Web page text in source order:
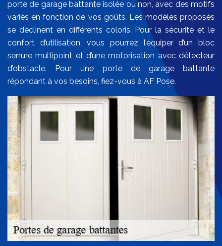
porte de garage battante isolée ou non, avec des motifs
variés en fonction de vos goûts. Les modèles proposés
se déclinent en différents coloris. Pour la sécurité et le
confort d’utilisation, vous pourrez l’équiper d’un bloc
serrure multipoint et d’une motorisation avec détecteur
d’obstacle. Pour une porte de garage battante
répondant à vos besoins, fiez-vous à AF Pose.